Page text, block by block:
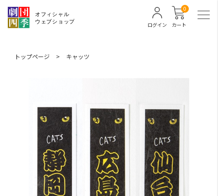
カート
0
ログイン
トップページ > キャッツ